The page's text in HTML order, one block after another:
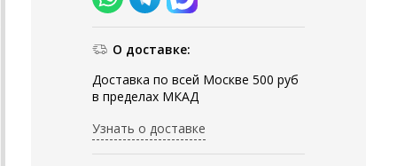
О доставке:
Доставка по всей Москве 500 руб
в пределах МКАД
Узнать о доставке